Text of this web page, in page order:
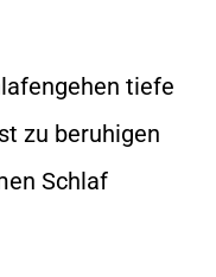
tiefe
zu beruhigen
Schlaf